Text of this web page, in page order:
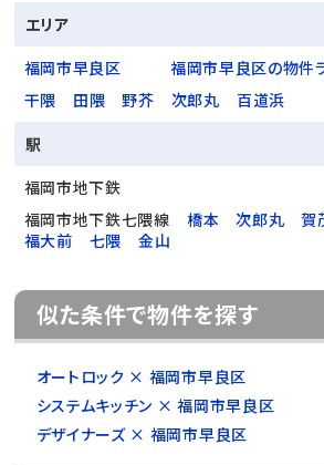
エリア
福岡市早良区
福岡市早良区の物件
干隈
田隈 野芥 次郎丸
百道浜
駅
福岡市地下鉄
福岡市地下鉄七隈線
橋本 次郎丸 賀
福大前
七隈 金山
似た条件で物件を探す
オートロック × 福岡市早良区
システムキッチン × 福岡市早良区
デザイナーズ × 福岡市早良区